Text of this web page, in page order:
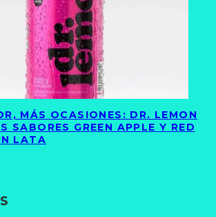
MÁS OCASIONES: DR. LEMON
SABORES GREEN APPLE Y RED
LATA